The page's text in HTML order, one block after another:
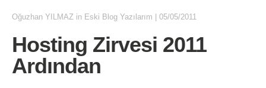
Oğuzhan YILMAZ in Eski Blog Yazılarım 05/05/2011
Hosting Zirvesi 2011
Ardından